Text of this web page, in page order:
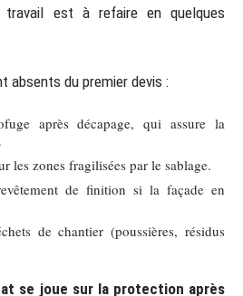
est à refaire en quelques
absents du premier devis :
après décapage, qui assure la
les zones fragilisées par le sablage.
de finition si la façade en
de chantier (poussières, résidus
se joue sur la protection après